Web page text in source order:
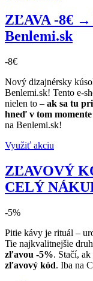
ZĽAVA -8€
Benlemi.sk
-8€
Nový dizajnérsky
Benlemi.sk! Tento e-
nielen to – ak sa tu
hneď v tom
na Benlemi.sk!
Využiť akciu
ZĽAVOVÝ
CELÝ
-5%
Pitie kávy je rituál –
Tie najkvalitnejšie
zľavou -5%. Stačí,
zľavový kód. Iba na